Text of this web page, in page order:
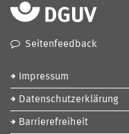
Seitenfeedback
Impressum
Datenschutzerklärung
Barrierefreiheit